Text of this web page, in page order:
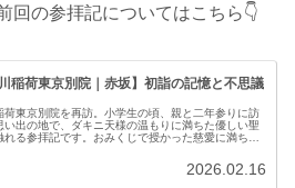
回の参拝記についてはこちら👇
川稲荷東京別院｜赤坂】初詣の記憶と不思議
荷東京別院を再訪。小学生の頃、親と二年参りに訪
い出の地で、ダキニ天様の温もりに満ちた優しい聖
れる参拝記です。おみくじで授かった慈愛に満ちた
信仰への多様な感じ方。過去と現在が交差する、濃
2026.02.16